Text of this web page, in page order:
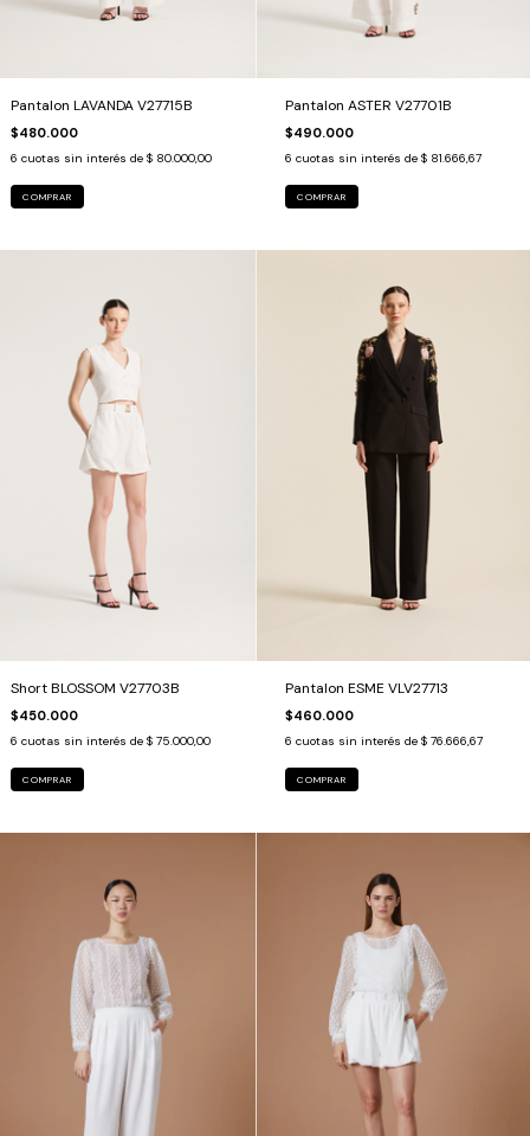
Pantalon LAVANDA V27715B
$480.000
6 cuotas sin interés de $ 80.000,00
COMPRAR
Pantalon ASTER V27701B
$490.000
6 cuotas sin interés de $ 81.666,67
COMPRAR
Short BLOSSOM V27703B
$450.000
6 cuotas sin interés de $ 75.000,00
COMPRAR
Pantalon ESME VLV27713
$460.000
6 cuotas sin interés de $ 76.666,67
COMPRAR